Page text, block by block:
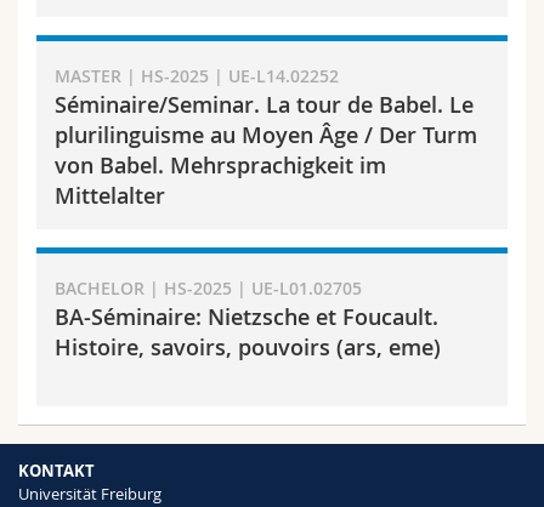
MASTER | HS-2025 | UE-L14.02252
Séminaire/Seminar. La tour de Babel. Le
plurilinguisme au Moyen Âge / Der Turm
von Babel. Mehrsprachigkeit im
Mittelalter
BACHELOR | HS-2025 | UE-L01.02705
BA-Séminaire: Nietzsche et Foucault.
Histoire, savoirs, pouvoirs (ars, eme)
KONTAKT
Universität Freiburg